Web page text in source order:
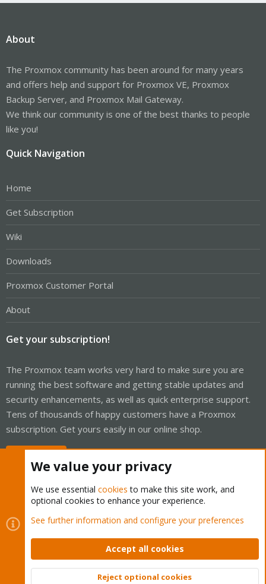
About
The Proxmox community has been around for many years
and offers help and support for Proxmox VE, Proxmox
Backup Server, and Proxmox Mail Gateway.
We think our community is one of the best thanks to people
like you!
Quick Navigation
Home
Get Subscription
Wiki
Downloads
Proxmox Customer Portal
About
Get your subscription!
The Proxmox team works very hard to make sure you are
running the best software and getting stable updates and
security enhancements, as well as quick enterprise support.
Tens of thousands of happy customers have a Proxmox
subscription. Get yours easily in our online shop.
Cookies
Proxmox Support Forum - Light Mode
Contact us
Terms and rules Privacy policy Help Home
Community platform by XenForo © 2010-2026 XenForo Ltd.
We value your privacy
We use essential cookies to make this site work, and
optional cookies to enhance your experience.
See further information and configure your preferences
Accept all cookies
Reject optional cookies